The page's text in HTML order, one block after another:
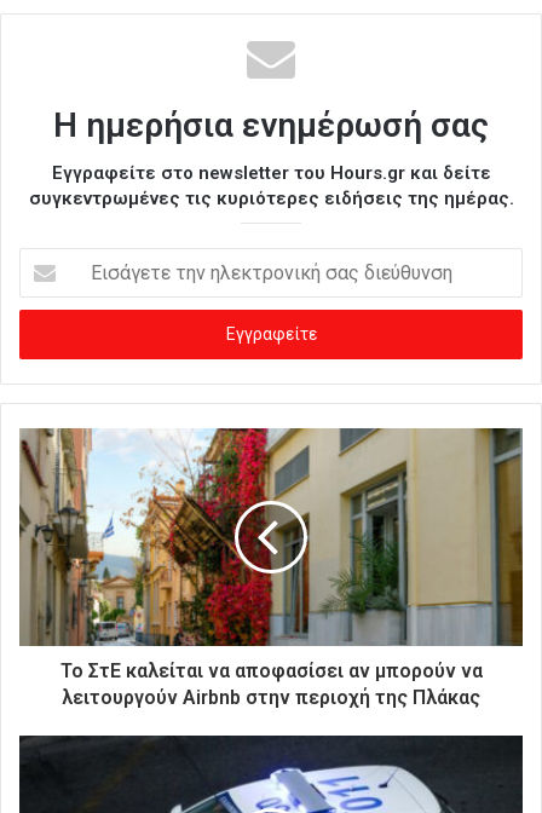
Η ημερήσια ενημέρωσή σας
Εγγραφείτε στο newsletter του Hours.gr και δείτε
συγκεντρωμένες τις κυριότερες ειδήσεις της ημέρας.
σ
γ
ε
ε
τ
ν
η
τ
ι
Το ΣτΕ καλείται να αποφασίσει αν μπορούν να
λειτουργούν Airbnb στην περιοχή της Πλάκας